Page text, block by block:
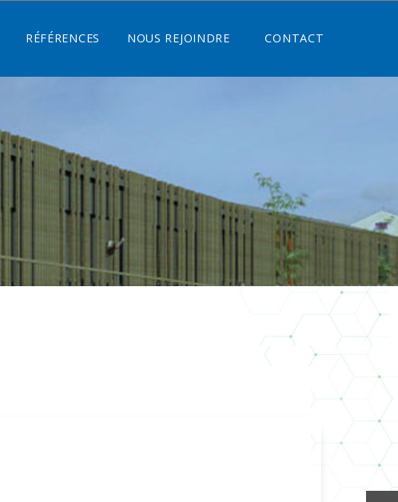
RÉFÉRENCES NOUS REJOINDRE CONTACT